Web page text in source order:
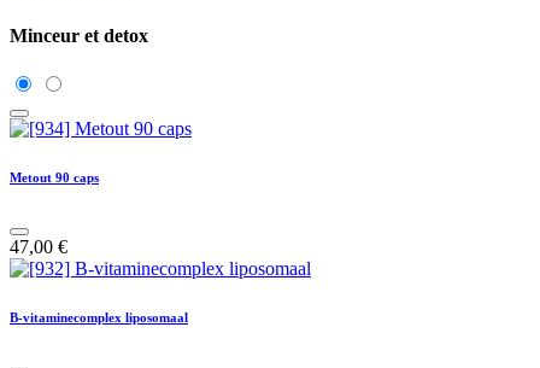
Minceur et detox
Metout 90 caps
47,00 €
B-vitaminecomplex liposomaal